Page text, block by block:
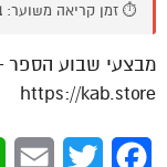
⏱️ זמן קריאה משוער: 1
מבצעי שבוע הספר
https://kab.store
Facebook
Twitter